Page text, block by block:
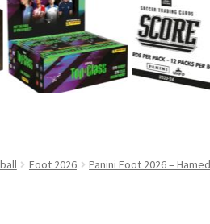
Foot 2026 Panini Foot 2026 –